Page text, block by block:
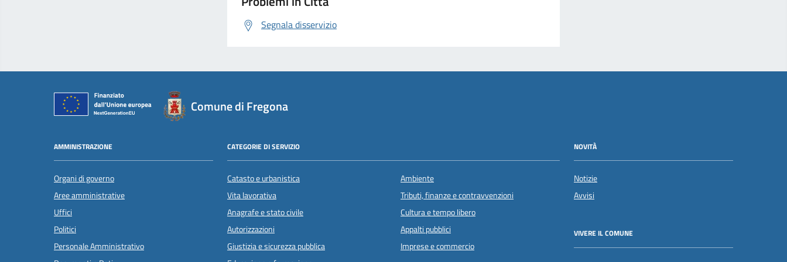
Segnala disservizio
Comune di Fregona
AMMINISTRAZIONE
Organi di governo
Aree amministrative
Uffici
Politici
Personale Amministrativo
CATEGORIE DI SERVIZIO
Catasto e urbanistica
Vita lavorativa
Anagrafe e stato civile
Autorizzazioni
Giustizia e sicurezza pubblica
Ambiente
Tributi, finanze e contravvenzioni
Cultura e tempo libero
Appalti pubblici
Imprese e commercio
NOVITÀ
Notizie
Avvisi
VIVERE IL COMUNE